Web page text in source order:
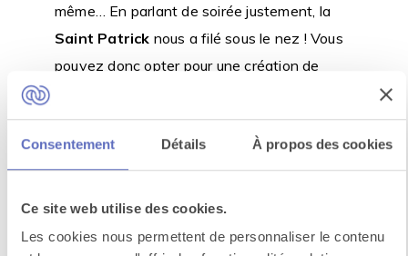
Consentement Détails À propos des cookies
Ce site web utilise des cookies.
Les cookies nous permettent de personnaliser le contenu
même… En parlant de soirée justement, la
Saint Patrick nous a filé sous le nez ! Vous
pouvez donc opter pour une création de
cependant la déguster à sa juste valeur que
deux semaines après votre atelier. Promis,
on vous prévoit quand même de la bière pour
le soir ! Choisissez donc votre thème et
nous vous concocterons une journée à